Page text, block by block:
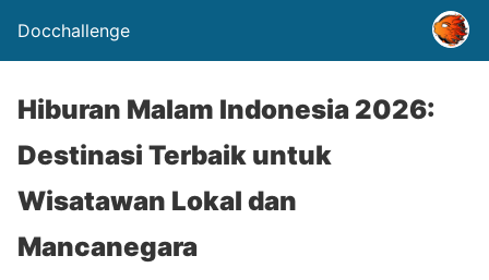
Docchallenge
Hiburan Malam Indonesia 2026:
Destinasi Terbaik untuk
Wisatawan Lokal dan
Mancanegara